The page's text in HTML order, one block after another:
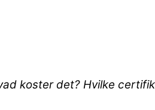
koster det? Hvilke